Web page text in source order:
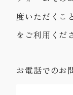
度いただくこ
をご利用くだ
お電話でのお